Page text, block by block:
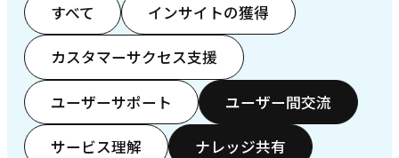
すべて インサイトの獲得
カスタマーサクセス支援
ユーザーサポート ユーザー間交流
サービス理解 ナレッジ共有